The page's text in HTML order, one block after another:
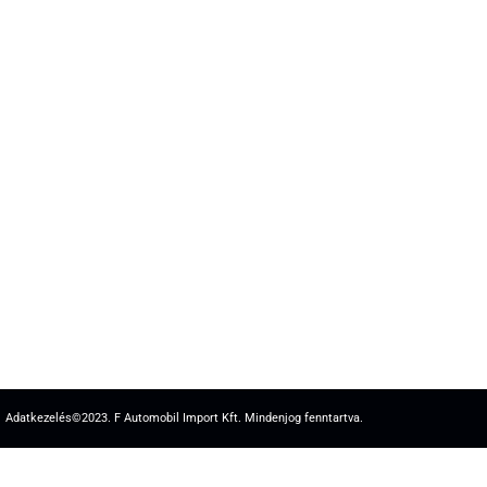
Adatkezelés©2023. F Automobil Import Kft. Mindenjog fenntartva.